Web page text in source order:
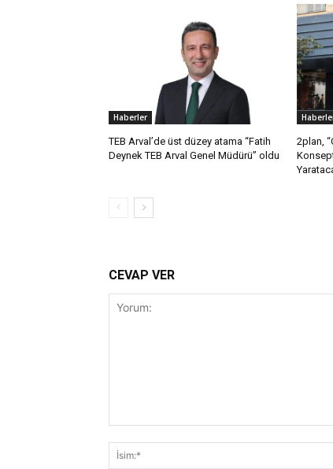
Haberler
TEB Arval’de üst düzey atama “Fatih
Deynek TEB Arval Genel Müdürü” oldu
2plan,
CEVAP VER